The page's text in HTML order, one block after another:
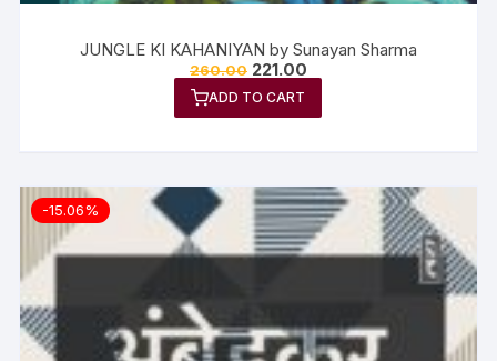
JUNGLE KI KAHANIYAN by Sunayan Sharma
260.00 221.00
ADD TO CART
-15.06%